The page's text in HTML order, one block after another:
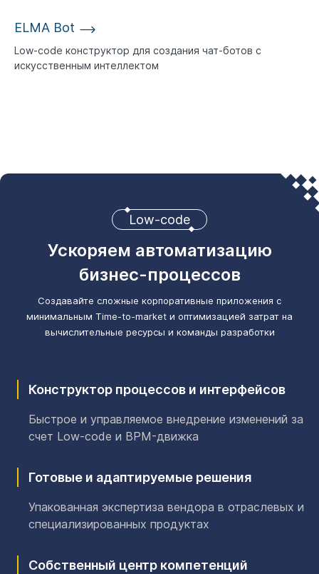
ELMA Bot
Low-code конструктор для создания чат-ботов с
искусственным интеллектом
Low-code
Ускоряем автоматизацию
бизнес-процессов
Создавайте сложные корпоративные приложения с
минимальным Time-to-market и оптимизацией затрат на
вычислительные ресурсы и команды разработки
Конструктор процессов и интерфейсов
Быстрое и управляемое внедрение изменений за
счет Low-code и BPM-движка
Готовые и адаптируемые решения
Упакованная экспертиза вендора в отраслевых и
специализированных продуктах
Собственный центр компетенций